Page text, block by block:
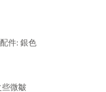
件: 銀色
些微皺